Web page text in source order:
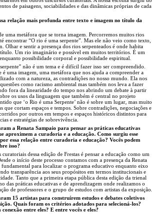
de paisagens, sociabilidades e das dinâmicas próprias de cada
relação mais profunda entre texto e imagem no título da
uma metáfora que se torna imagem. Percorremos muitos rios
encontrar “O rio é uma serpente”. Mas ele não veio como texto,
Olhar e sentir a presença dos rios serpenteados é onde habita
Um rio imaginário e possível em muitos territórios. É um
possibilidade corporal e possibilidade espiritual.
não é um tema e é difícil fazer isso ser compreendido.
é uma imagem, uma metáfora que nos ajuda a compreender a
com a natureza, as contradições no nosso mundo. Ela nos
como racismo ambiental mas também nos leva a fazer
fora da linearidade do tempo nos abrindo um debate à partir
os usos da linguagem que também é central no projeto
que ‘o Rio é uma Serpente’ não é sobre um lugar, mas muito
que cortam espaços e tempos. Sobre contradições, negociações e
por outros em tempos e espaços históricos distintos para
e estratégias de sobrevivência.
a Renata Sampaio para pensar as práticas educativas
aproximem a curadoria e a educação. Como surgiu esse
essa relação entre curadoria e educação? Vocês podem
isso?
dessa edição de Frestas é pensar a educação como um
o início deste processo contamos com a presença da Renata
para localizar o programa educativo enquanto eixo
transparência aos seus propósitos em termos institucionais e
Tanto que a primeira etapa pública desta edição da trienal
das práticas educativas e de aprendizagem onde realizamos o
de professores e o grupo de estudos com artistas da exposição.
15 artistas para construírem estudos e debates coletivos
Quais foram os critérios adotados para selecioná-los?
conexão entre eles? E entre vocês e eles?